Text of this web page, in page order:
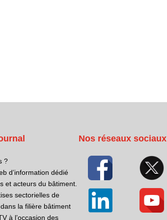
?
d’information dédié
et acteurs du bâtiment.
sectorielles de
la filière bâtiment
à l’occasion des
Nos réseaux sociaux